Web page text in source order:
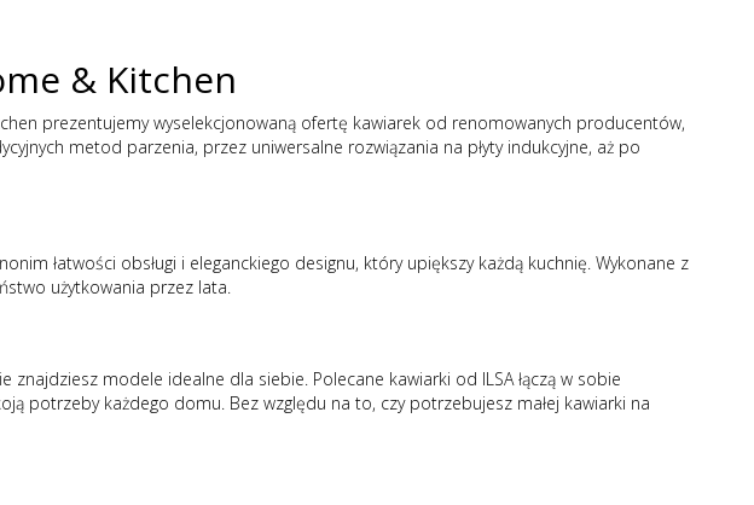
& Kitchen
prezentujemy wyselekcjonowaną ofertę kawiarek od renomowanych producentów,
metod parzenia, przez uniwersalne rozwiązania na płyty indukcyjne, aż po
łatwości obsługi i eleganckiego designu, który upiększy każdą kuchnię. Wykonane z
użytkowania przez lata.
znajdziesz modele idealne dla siebie. Polecane kawiarki od ILSA łączą w sobie
potrzeby każdego domu. Bez względu na to, czy potrzebujesz małej kawiarki na